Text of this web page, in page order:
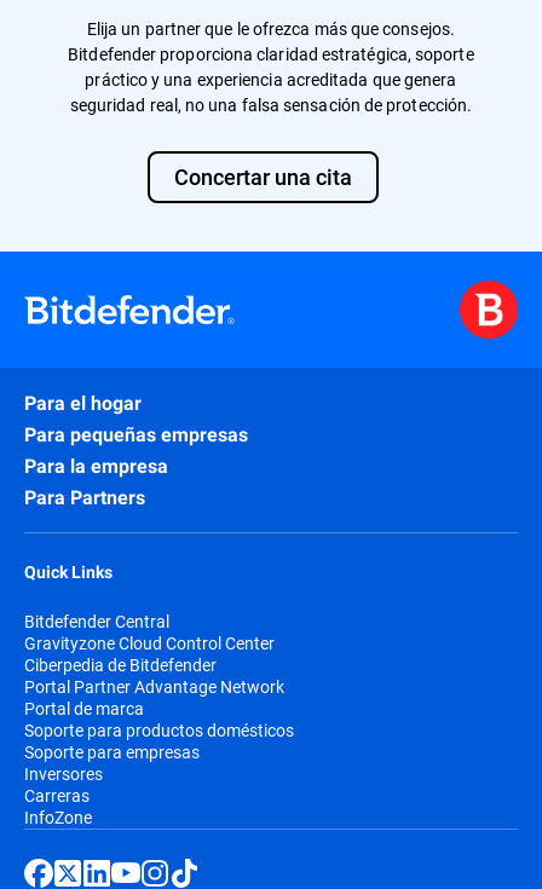
Elija un partner que le ofrezca más que consejos.
Bitdefender proporciona claridad estratégica, soporte
práctico y una experiencia acreditada que genera
seguridad real, no una falsa sensación de protección.
Concertar una cita
Para el hogar
Para pequeñas empresas
Para la empresa
Para Partners
Quick Links
Bitdefender Central
Gravityzone Cloud Control Center
Ciberpedia de Bitdefender
Portal Partner Advantage Network
Portal de marca
Soporte para productos domésticos
Soporte para empresas
Inversores
Carreras
InfoZone